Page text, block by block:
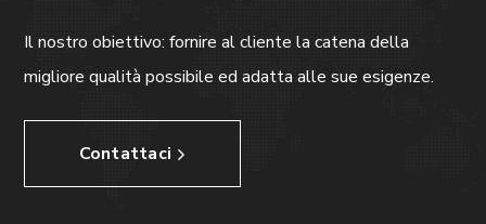
Il nostro obiettivo: fornire al cliente la catena della
migliore qualità possibile ed adatta alle sue esigenze.
Contattaci